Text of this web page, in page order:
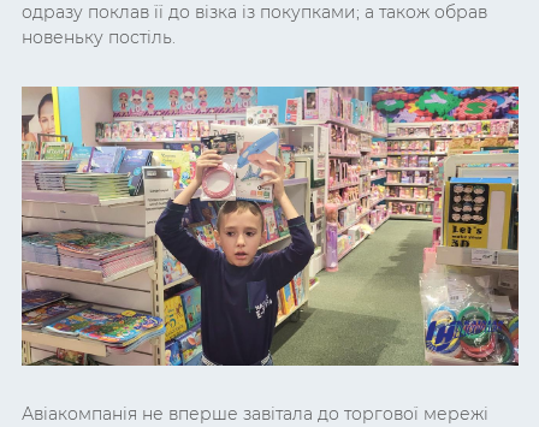
одразу поклав її до візка із покупками; а також обрав
новеньку постіль.
Авіакомпанія не вперше завітала до торгової мережі